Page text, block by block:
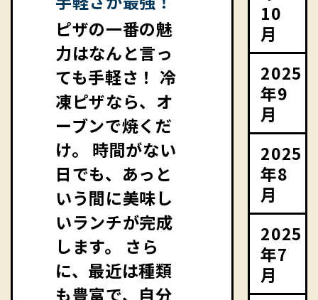
ピザの一番の魅
力はなんと言っ
ても手軽さ！ 冷
凍ピザなら、オ
ーブンで焼くだ
け。 時間がない
日でも、あっと
いう間に美味し
いランチが完成
します。 さら
に、最近は種類
も豊富で、自分
10
月
2025
年9
月
2025
年8
月
2025
年7
月